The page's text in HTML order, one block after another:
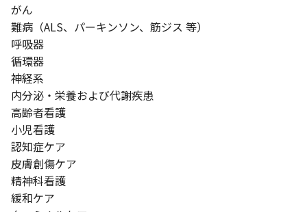
がん
難病（ALS、パーキンソン、筋ジス 等）
呼吸器
循環器
神経系
内分泌・栄養および代謝疾患
高齢者看護
小児看護
認知症ケア
皮膚創傷ケア
精神科看護
緩和ケア